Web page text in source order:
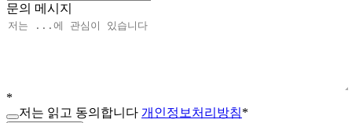
문의 메시지
*
저는 읽고 동의합니다 개인정보처리방침*